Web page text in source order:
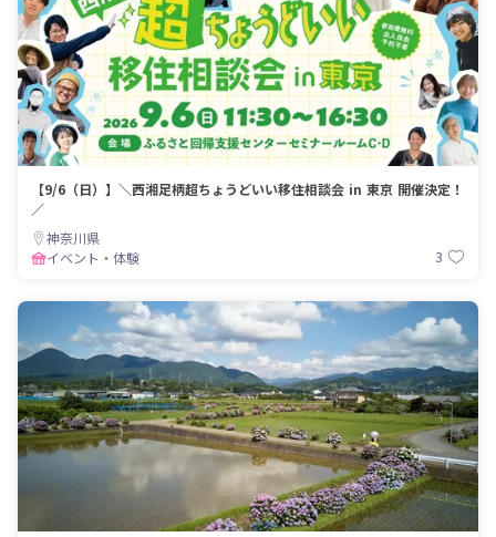
【9/6（日）】＼西湘足柄超ちょうどいい移住相談会 in 東京 開催決定！
／
神奈川県
イベント・体験
3